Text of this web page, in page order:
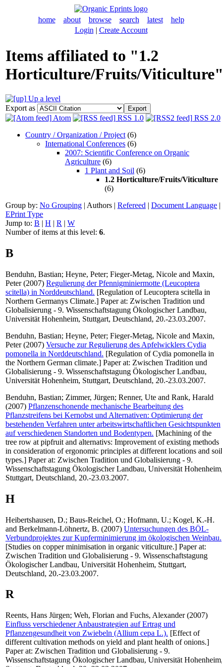
home about browse search latest
help
Login | Create Account
Items affiliated to "1.2
Horticulture/Fruits/
Up a level
Export as
Atom
RSS 1.0
RSS 2.0
Country / Organization / Project (6)
International Conferences (6)
2007: Scientific Conference on Organic
Agriculture (6)
1 Plant and Soil (6)
1.2 Horticulture/Fruits/Viticulture
(6)
Group by: No Grouping | Authors | Refereed | Document Language |
EPrint Type
Jump to: B | H | R | W
Number of items at this level: 6.
B
Benduhn, Bastian; Heyne, Peter; Fieger-Metag, Nicole and Maxin,
Peter(2007) Regulierung der Pfennigminiermotte (Leucoptera
scitella) in Norddeutschland. [Regulation of Leucoptera scitella in
Northern Germanys Climate.] Paper at: Zwischen Tradition und
Globalisierung - 9. Wissenschaftstagung Ökologischer Landbau,
Universität Hohenheim, Stuttgart, Deutschland, 20.-23.03.2007.
Benduhn, Bastian; Heyne, Peter; Fieger-Metag, Nicole and Maxin,
Peter(2007) Versuche zur Regulierung des Apfelwicklers Cydia
pomonella in Norddeutschland. [Regulation of Cydia pomonella in
the Northern German climate.] Paper at: Zwischen Tradition und
Globalisierung - 9. Wissenschaftstagung Ökologischer Landbau,
Universität Hohenheim, Stuttgart, Deutschland, 20.-23.03.2007.
Benduhn, Bastian; Zimmer, Jürgen; Renner, Ute and Rank, Harald
(2007) Pflanzenschonende mechanische Bearbeitung des
Pflanzstreifens bei Kernobst und Alternativen: Optimierung der
bestehenden Verfahren unter arbeitswirtschaftlichen Gesichtspunkten
auf verschiedenen Standorten und Bodentypen. [Machining of the
tree row at pipfruit and alternativs: Improvement of existing methods
in consideration of ergonomic principles at different locations and soil
types.] Paper at: Zwischen Tradition und Globalisierung - 9.
Wissenschaftstagung Ökologischer Landbau, Universität
Stuttgart, Deutschland, 20.-23.03.2007.
H
Heibertshausen, D.; Baus-Reichel, O.; Hofmann, U.; Kogel, K.-H.
and Berkelmann-Löhnertz, B. (2007) Untersuchungen des BÖL-
Verbundprojektes zur Kupferminimierung im ökologischen Weinbau.
[Studies on copper minimisation in organic viticulture.] Paper at:
Zwischen Tradition und Globalisierung - 9. Wissenschaftstagung
Ökologischer Landbau, Universität Hohenheim, Stuttgart,
Deutschland, 20.-23.03.2007.
R
Reents, Hans Jürgen; Weh, Florian and Fuchs, Alexander(2007)
Einfluss verschiedener Anbaustrategien auf Ertrag und
Pflanzengesundheit von Zwiebeln (Allium cepa L.). [Effect of
different cultivation methods on yield and plant health of onions.]
Paper at: Zwischen Tradition und Globalisierung - 9.
Wissenschaftstagung Ökologischer Landbau, Universität